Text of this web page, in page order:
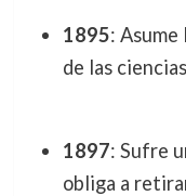
1895:
de las
1897: Sufre
obliga a